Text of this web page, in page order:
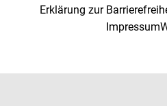
Erklärung zur
Impressum